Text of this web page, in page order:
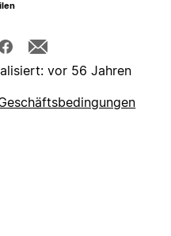
vor 56 Jahren